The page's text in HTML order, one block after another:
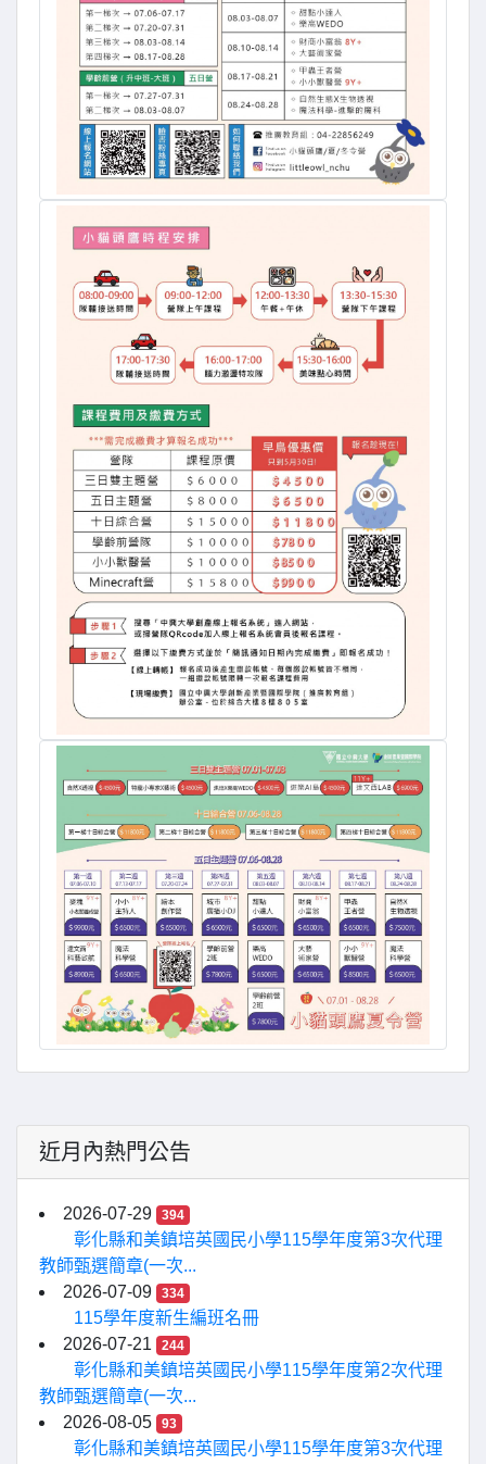
近月內熱門公告
2026-07-29 394
彰化縣和美鎮培英國民小學115學年度第3次代理
教師甄選簡章(一次...
2026-07-09
334
115學年度新生編班名冊
2026-07-21
244
彰化縣和美鎮培英國民小學115學年度第2次代理
教師甄選簡章(一次...
2026-08-05
93
彰化縣和美鎮培英國民小學115學年度第3次代理